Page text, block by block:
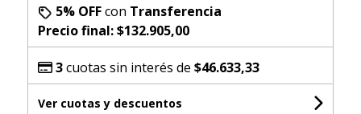
5% OFFcon Transferencia
Precio final:$132.905,00
3cuotas sin interés de $46.633,33
Ver cuotas y descuentos